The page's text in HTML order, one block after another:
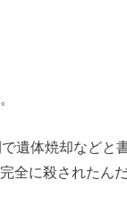
遺体焼却などと
全に殺されたんだ